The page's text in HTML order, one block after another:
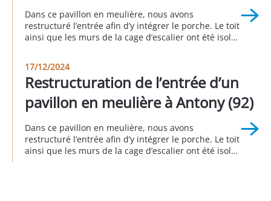
Dans ce pavillon en meulière, nous avons
restructuré l’entrée afin d’y intégrer le porche. Le toit
ainsi que les murs de la cage d’escalier ont été isolés
remplacé la porte de garage et la porte d’entrée. A
Antony 3eme trimestre 2024.
17/12/2024
Restructuration de l’entrée d’un
pavillon en meulière à Antony (92)
Dans ce pavillon en meulière, nous avons
restructuré l’entrée afin d’y intégrer le porche. Le toit
ainsi que les murs de la cage d’escalier ont été isolés